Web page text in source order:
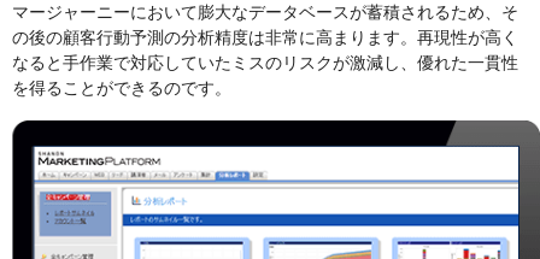
マージャーニーにおいて膨大なデータベースが蓄積されるため、そ
の後の顧客行動予測の分析精度は非常に高まります。再現性が高く
なると手作業で対応していたミスのリスクが激減し、優れた一貫性
を得ることができるのです。